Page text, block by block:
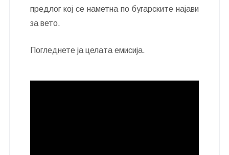
предлог кој се наметна по бугарските најави
за вето.
Погледнете ја целата емисија.